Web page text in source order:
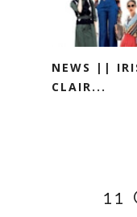
NEWS ||
CLAIR...
11